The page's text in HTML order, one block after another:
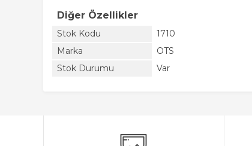
Diğer Özellikler
Stok Kodu
1710
Marka
OTS
Stok Durumu
Var